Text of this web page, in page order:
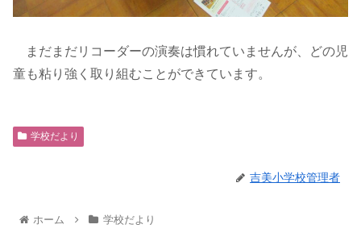
まだまだリコーダーの演奏は慣れていませんが、どの児
童も粘り強く取り組むことができています。
学校だより
吉美小学校管理者
ホーム 学校だより